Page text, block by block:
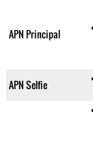
APN Principal
APN Selfie